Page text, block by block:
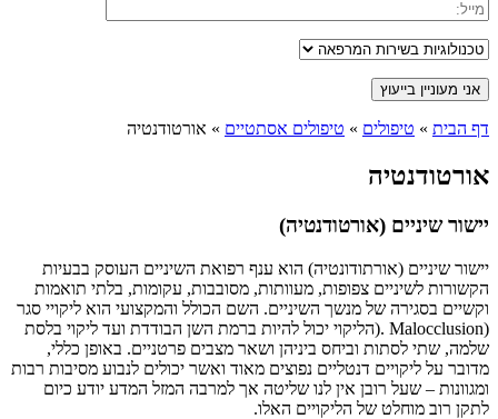
דף הבית » טיפולים » טיפולים אסתטיים » אורטודנטיה
אורטודנטיה
יישור שיניים (אורטודנטיה)
יישור שיניים (אורתודונטיה) הוא ענף רפואת השיניים העוסק בבעיות
הקשורות לשיניים צפופות, מעוותות, מסובבות, עקומות, בלתי תואמות
וקשיים בסגירה של מנשך השיניים. השם הכולל והמקצועי הוא ליקויי סגר
(Malocclusion .(הליקוי יכול להיות ברמת השן הבודדת ועד ליקוי בלסת
שלמה, שתי לסתות וביחס ביניהן ושאר מצבים פרטניים. באופן כללי,
מדובר על ליקויים דנטליים נפוצים מאוד ואשר יכולים לנבוע מסיבות רבות
ומגוונות – שעל רובן אין לנו שליטה אך למרבה המזל המדע יודע כיום
לתקן רוב מוחלט של הליקויים האלו.